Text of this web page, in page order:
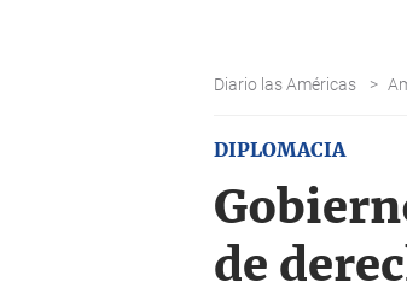
Diario las Américas >
DIPLOMACIA
de